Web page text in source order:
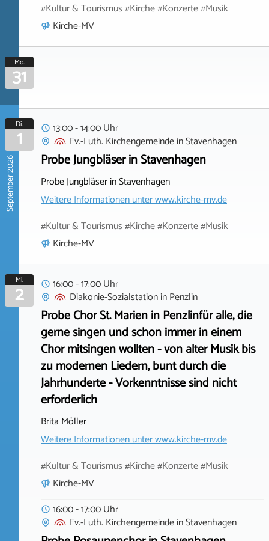
#Kultur & Tourismus #Kirche #Konzerte #Musik
Kirche-MV
Mo.
31
September 2026
Di.
1
13:00 - 14:00 Uhr
Ev.-Luth. KirchengemeindeinStavenhagen
Probe Jungbläser in Stavenhagen
Probe Jungbläser in Stavenhagen
Weitere Informationen unterwww.kirche-mv.de
#Kultur & Tourismus #Kirche #Konzerte #Musik
Kirche-MV
Mi.
2
16:00 - 17:00 Uhr
Diakonie-SozialstationinPenzlin
Probe Chor St. Marien in Penzlinfür alle, die
gerne singen und schon immer in einem
Chor mitsingen wollten - von alter Musik bis
zu modernen Liedern, bunt durch die
Jahrhunderte - Vorkenntnisse sind nicht
erforderlich
Brita Möller
Weitere Informationen unterwww.kirche-mv.de
#Kultur & Tourismus #Kirche #Konzerte #Musik
Kirche-MV
16:00 - 17:00 Uhr
Ev.-Luth. KirchengemeindeinStavenhagen